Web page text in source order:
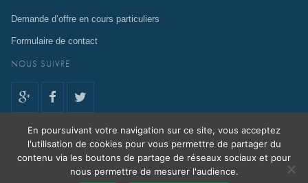
Demande d’offre en cours particuliers
Formulaire de contact
NOUS SUIVRE
En poursuivant votre navigation sur ce site, vous acceptez l'utilisation de
cookies pour vous permettre de partager du contenu via les boutons de
En poursuivant votre navigation sur ce site, vous acceptez
l'utilisation de cookies pour vous permettre de partager du
contenu via les boutons de partage de réseaux sociaux et pour
nous permettre de mesurer l'audience.